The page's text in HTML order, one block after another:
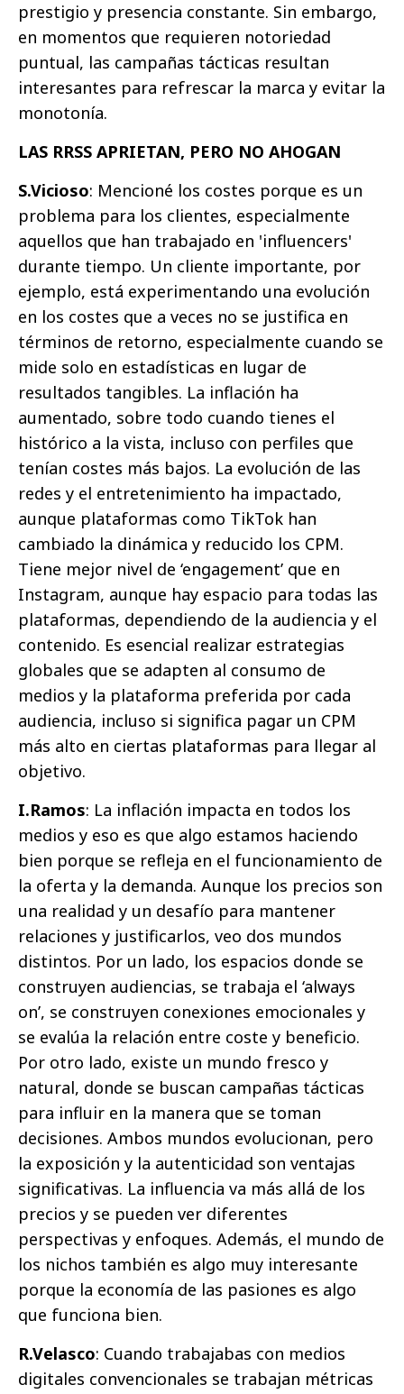
prestigio y presencia constante. Sin embargo,
en momentos que requieren notoriedad
puntual, las campañas tácticas resultan
interesantes para refrescar la marca y evitar la
monotonía.
LAS RRSS APRIETAN, PERO NO AHOGAN
S.Vicioso: Mencioné los costes porque es un
problema para los clientes, especialmente
aquellos que han trabajado en 'influencers'
durante tiempo. Un cliente importante, por
ejemplo, está experimentando una evolución
en los costes que a veces no se justifica en
términos de retorno, especialmente cuando se
mide solo en estadísticas en lugar de
resultados tangibles. La inflación ha
aumentado, sobre todo cuando tienes el
histórico a la vista, incluso con perfiles que
tenían costes más bajos. La evolución de las
redes y el entretenimiento ha impactado,
aunque plataformas como TikTok han
cambiado la dinámica y reducido los CPM.
Tiene mejor nivel de ‘engagement’ que en
Instagram, aunque hay espacio para todas las
plataformas, dependiendo de la audiencia y el
contenido. Es esencial realizar estrategias
globales que se adapten al consumo de
medios y la plataforma preferida por cada
audiencia, incluso si significa pagar un CPM
más alto en ciertas plataformas para llegar al
objetivo.
I.Ramos: La inflación impacta en todos los
medios y eso es que algo estamos haciendo
bien porque se refleja en el funcionamiento de
la oferta y la demanda. Aunque los precios son
una realidad y un desafío para mantener
relaciones y justificarlos, veo dos mundos
distintos. Por un lado, los espacios donde se
construyen audiencias, se trabaja el ‘always
on’, se construyen conexiones emocionales y
se evalúa la relación entre coste y beneficio.
Por otro lado, existe un mundo fresco y
natural, donde se buscan campañas tácticas
para influir en la manera que se toman
decisiones. Ambos mundos evolucionan, pero
la exposición y la autenticidad son ventajas
significativas. La influencia va más allá de los
precios y se pueden ver diferentes
perspectivas y enfoques. Además, el mundo de
los nichos también es algo muy interesante
porque la economía de las pasiones es algo
que funciona bien.
R.Velasco: Cuando trabajabas con medios
digitales convencionales se trabajan métricas